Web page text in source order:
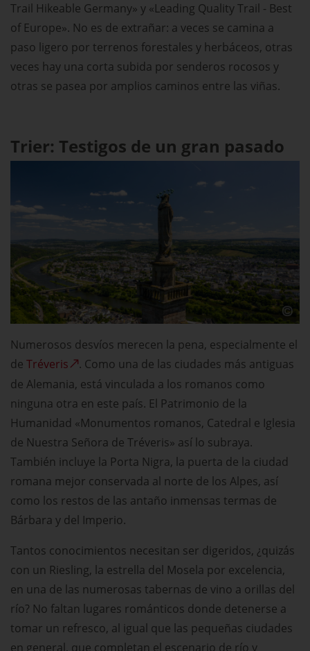
Trail Hikeable Germany» y «Leading Quality Trail - Best
of Europe». No es de extrañar: a veces se camina a
paso ligero por terrenos forestales y herbáceos, otras
veces hay una corta subida por senderos rocosos y
otras se pasea por amplios caminos entre las viñas.
Trier: Testigos de un gran pasado
Numerosos desvíos merecen la pena, especialmente el
de Tréveris
. Como una de las ciudades más antiguas
de Alemania, está vinculada a los romanos como
ninguna otra en este país. El Patrimonio de la
Humanidad «Monumentos romanos, Catedral e Iglesia
de Nuestra Señora de Tréveris» así lo subraya.
También incluye la Porta Nigra, la puerta de la ciudad
romana mejor conservada al norte de los Alpes, así
como los restos de las antaño inmensas termas de
Bárbara y del Imperio.
Tantos conocimientos necesitan ser digeridos, ¿quizás
con un Riesling, la estrella del Mosela por excelencia,
en una de las numerosas tabernas de vino a orillas del
río? No faltan lugares románticos donde detenerse a
tomar un refresco, al igual que las pequeñas ciudades
en general, que completan el escenario de río y